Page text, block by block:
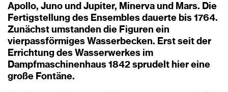
Apollo, Juno und Jupiter, Minerva und Mars. Die
Fertigstellung des Ensembles dauerte bis 1764.
Zunächst umstanden die Figuren ein
vierpassförmiges Wasserbecken. Erst seit der
Errichtung des Wasserwerkes im
Dampfmaschinenhaus 1842 sprudelt hier eine
große Fontäne.